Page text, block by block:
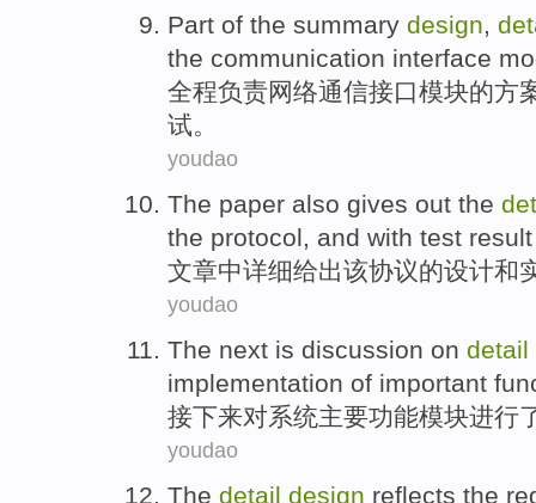
Part of the summary design,
the communication interface
全程负责网络通信接口模块的方
试。
youdao
The paper also gives out the
the protocol, and with test result
文章中详细给出该协议的设计和
youdao
The next is discussion on detail
implementation of important
接下来对系统主要功能模块进行
youdao
The detail design reflects the